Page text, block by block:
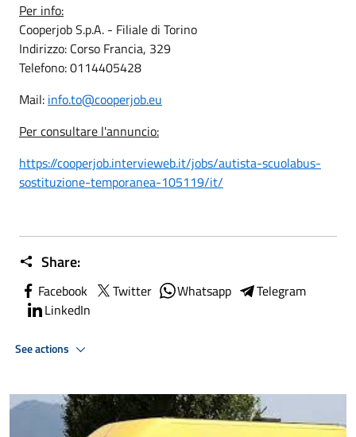
Per info:
Cooperjob S.p.A. - Filiale di Torino
Indirizzo: Corso Francia, 329
Telefono: 0114405428
Mail: info.to@cooperjob.eu
Per consultare l'annuncio:
https://cooperjob.intervieweb.it/jobs/autista-scuolabus-
sostituzione-temporanea-105119/it/
Share:
Facebook Twitter Whatsapp
Telegram
LinkedIn
See actions